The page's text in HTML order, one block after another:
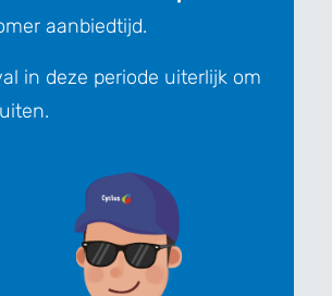
aanbiedtijd.
in deze periode uiterlijk om